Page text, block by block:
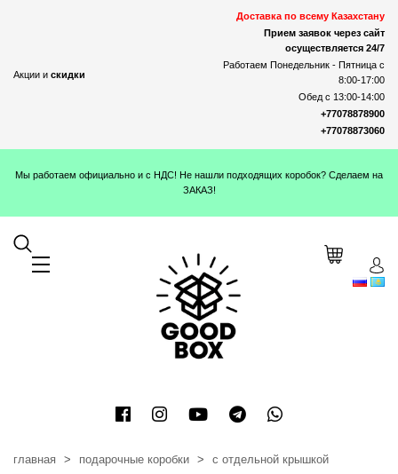
Акции и скидки
Доставка по всему Казахстану
Прием заявок через сайт
осуществляется 24/7
Работаем Понедельник - Пятница с
8:00-17:00
Обед с 13:00-14:00
+77078878900
+77078873060
Мы работаем официально и с НДС! Не нашли подходящих коробок? Сделаем на
ЗАКАЗ!
главная подарочные коробки с отдельной крышкой